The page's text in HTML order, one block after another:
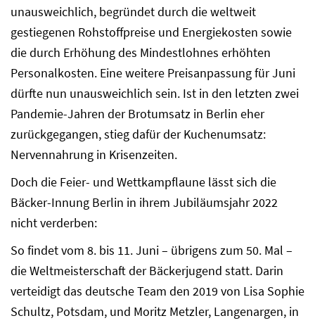
unausweichlich, begründet durch die weltweit
gestiegenen Rohstoffpreise und Energiekosten sowie
die durch Erhöhung des Mindestlohnes erhöhten
Personalkosten. Eine weitere Preisanpassung für Juni
dürfte nun unausweichlich sein. Ist in den letzten zwei
Pandemie-Jahren der Brotumsatz in Berlin eher
zurückgegangen, stieg dafür der Kuchenumsatz:
Nervennahrung in Krisenzeiten.
Doch die Feier- und Wettkampflaune lässt sich die
Bäcker-Innung Berlin in ihrem Jubiläumsjahr 2022
nicht verderben:
So findet vom 8. bis 11. Juni – übrigens zum 50. Mal –
die Weltmeisterschaft der Bäckerjugend statt. Darin
verteidigt das deutsche Team den 2019 von Lisa Sophie
Schultz, Potsdam, und Moritz Metzler, Langenargen, in